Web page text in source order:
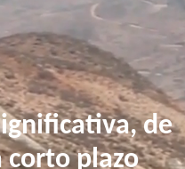
de
corto plazo